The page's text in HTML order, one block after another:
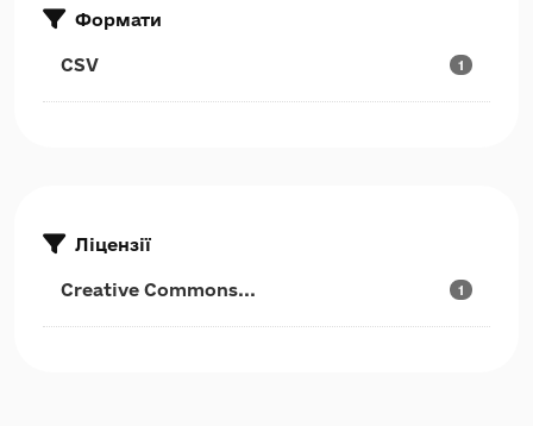
Формати
CSV 1
Ліцензії
Creative Commons... 1